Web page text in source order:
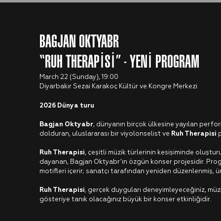
BAGJAN OKTYABR
“RUH THERAPİSİ” - YENİ PROGRAM
March 22 (Sunday), 19:00
Diyarbakır Sezai Karakoç Kültür ve Kongre Merkezi
2026 Dünya turu
Bagjan Oktyabr, dünyanın birçok ülkesine yayılan
dolduran, uluslararası bir viyolonselist ve Ruh Therapisi
Ruh Therapisi, çeşitli müzik türlerinin kesişiminde
dayanan, Bagjan Oktyabr’ın özgün konser projesidir.
motifleri içerir; sanatçı tarafından yeniden düzenlenmiş,
Ruh Therapisi, gerçek duyguları deneyimleyeceğiniz,
gösteriye tanık olacağınız büyük bir konser etkinliğidir.